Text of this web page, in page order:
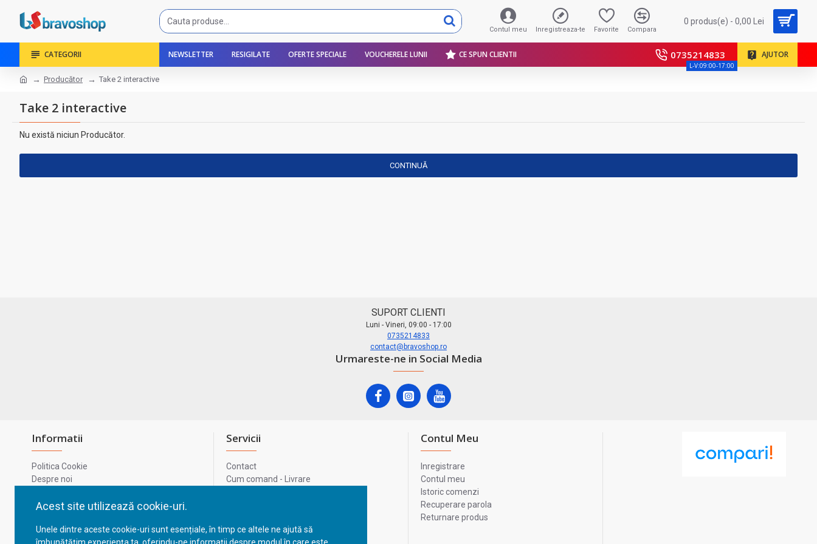
Acest site utilizează cookie-uri.
Unele dintre aceste cookie-uri sunt esențiale, în timp ce altele ne ajută să
Contul meu Inregistreaza-te Favorite Compara
0 produs(e) - 0,00 Lei
CATEGORII NEWSLETTER RESIGILATE OFERTE SPECIALE VOUCHERELE LUNII CE SPUN CLIENTII 0735214833
L-V:09:00-17:00
AJUTOR
Producător Take 2 interactive
Take 2 interactive
Nu există niciun Producător.
CONTINUĂ
SUPORT CLIENTI
Luni - Vineri, 09:00 - 17:00
0735214833
contact@bravoshop.ro
Urmareste-ne in Social Media
Informatii
Politica Cookie
Despre noi
Confidentialitate
GDPR - Datele tale
Servicii
Contact
Cum comand - Livrare
ANPC
Contul Meu
Inregistrare
Contul meu
Istoric comenzi
Recuperare parola
Returnare produs